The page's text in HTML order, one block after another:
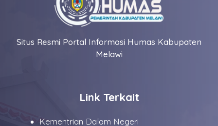
Situs Resmi Portal Informasi Humas Kabupaten
Melawi
Link Terkait
Kementrian Dalam Negeri